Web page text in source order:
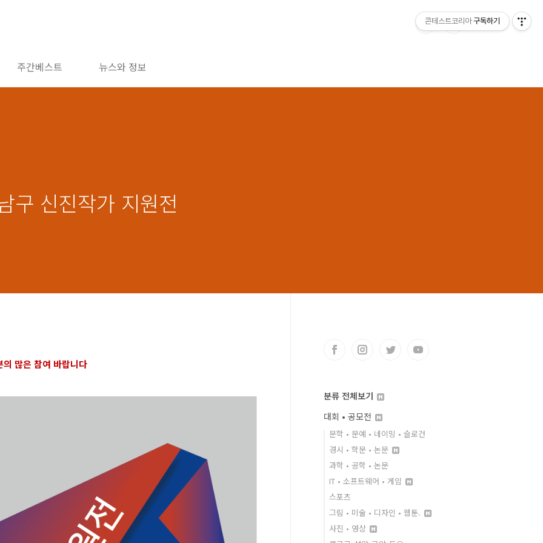
주간베스트 뉴스와 정보
구 신진작가 지원전
의 많은 참여 바랍니다
분류 전체보기
대회 • 공모전
문학 • 문예 • 네이밍 • 슬로건
경시 • 학문 • 논문
과학 • 공학 • 논문
IT • 소프트웨어 • 게임
스포츠
그림 • 미술 • 디자인 • 웹툰.
사진 • 영상
콘테스트코리아 구독하기